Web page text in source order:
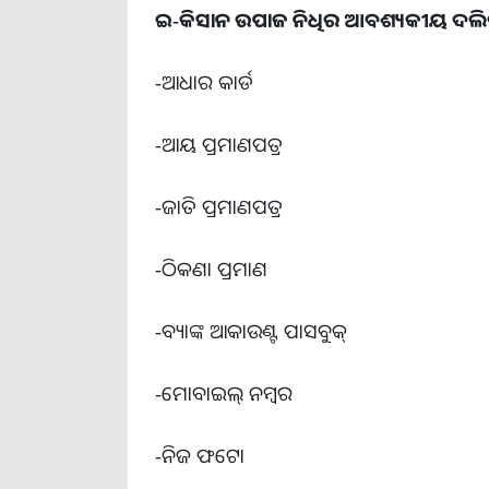
ଇ-କିସାନ ଉପାଜ ନିଧିର ଆବଶ୍ୟକୀୟ
-ଆଧାର କାର୍ଡ
-ଆୟ ପ୍ରମାଣପତ୍ର
-ଜାତି ପ୍ରମାଣପତ୍ର
-ଠିକଣା ପ୍ରମାଣ
-ବ୍ୟାଙ୍କ ଆକାଉଣ୍ଟ ପାସବୁକ୍
-ମୋବାଇଲ୍ ନମ୍ବର
-ନିଜ ଫଟୋ